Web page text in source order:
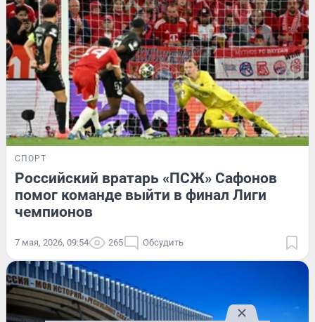
СПОРТ
Российский вратарь «ПСЖ» Сафонов
помог команде выйти в финал Лиги
чемпионов
7 мая, 2026, 09:54 265 Обсудить